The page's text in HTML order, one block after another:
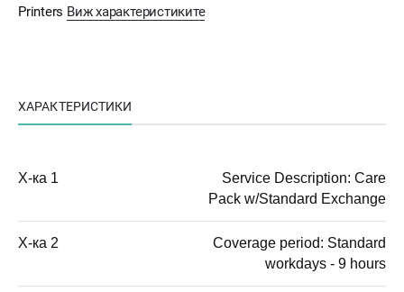
Printers Виж характеристиките
ХАРАКТЕРИСТИКИ
Х-ка 1
Service Description: Care
Pack w/Standard Exchange
Х-ка 2
Coverage period: Standard
workdays - 9 hours